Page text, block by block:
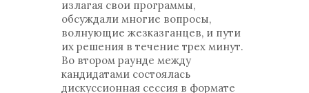
излагая свои программы,
обсуждали многие вопросы,
волнующие жезказганцев, и пути
их решения в течение трех минут.
Во втором раунде между
кандидатами состоялась
дискуссионная сессия в формате